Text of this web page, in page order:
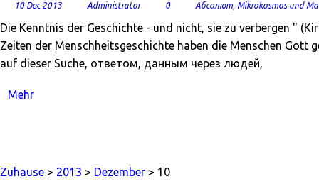
10 Dec 2013 Administrator 0 Абсолют, Mikrokosmos und
Die Kenntnis der Geschichte - und nicht, sie zu verbergen "
Zeiten der Menschheitsgeschichte haben die Menschen
auf dieser Suche, ответом, данным через людей,
Mehr
Zuhause > 2013 > Dezember > 10